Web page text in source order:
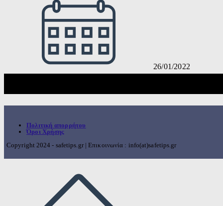
26/01/2022
Πολιτική απορρήτου
Όροι Χρήσης
Copyright 2024 - safetips.gr | Επικοινωνία : info(at)safetips.gr